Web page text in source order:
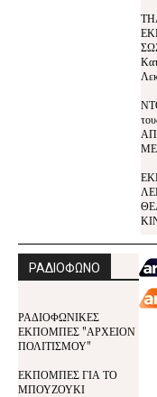
ΡΑΔΙΟΦΩΝΟ
ΡΑΔΙΟΦΩΝΙΚΕΣ
ΕΚΠΟΜΠΕΣ "ΑΡΧΕΙΟΝ
ΠΟΛΙΤΙΣΜΟΥ"
ΕΚΠΟΜΠΕΣ ΓΙΑ ΤΟ
ΜΠΟΥΖΟΥΚΙ